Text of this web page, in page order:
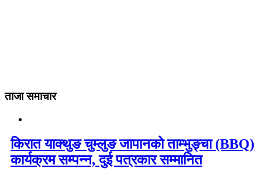
ताजा समाचार
किरात याक्थुङ चुम्लुङ जापानको ताम्भुङ्चा (BBQ)
कार्यक्रम सम्पन्न, दुई पत्रकार सम्मानित